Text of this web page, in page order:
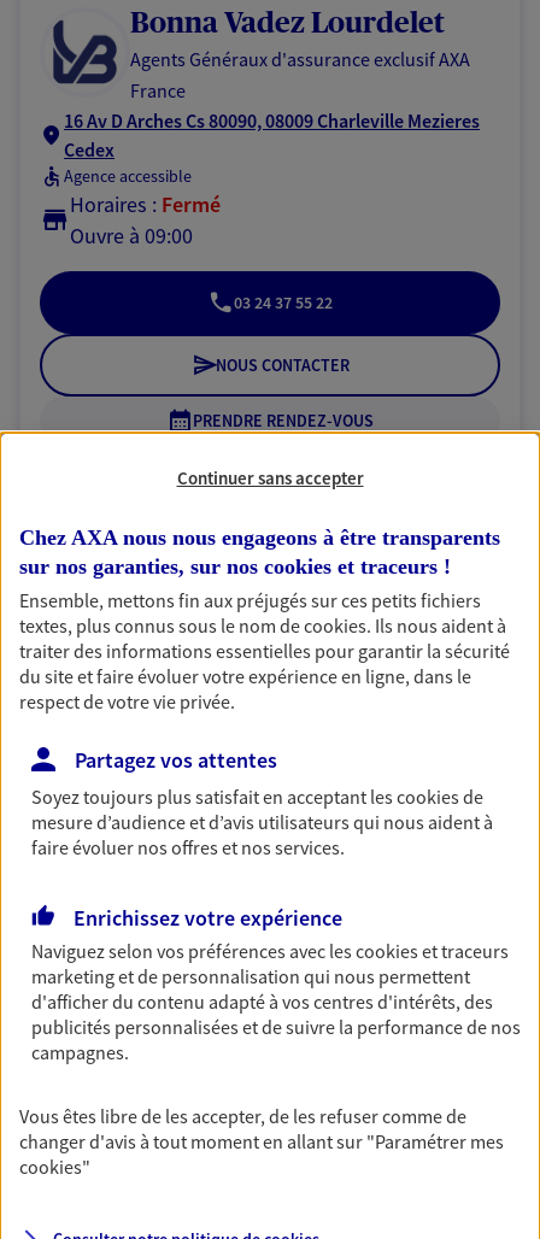
Bonna Vadez Lourdelet
Agents Généraux d'assurance exclusif AXA
France
16 Av D Arches Cs 80090, 08009 Charleville Mezieres
Cedex
Agence accessible
Horaires : Fermé
Ouvre à 09:00
03 24 37 55 22
NOUS CONTACTER
PRENDRE RENDEZ-VOUS
VOIR NOTRE SITE WEB
N° Orias * (orias.fr) : EI VADEZ SONIA (23006723); EI BONNA
JEROME (23006698); EI LOURDELET CLARA (25009353)
Grattard Deliege Legros
Agents Généraux d'assurance exclusif AXA
11 Av Forest, 08000 Charleville Mezieres
Horaires : Fermé
Ouvre à 09:00
NOUS CONTACTER
VOIR NOTRE SITE WEB
N° Orias * (orias.fr) : EI GRATTARD BRUNO (07013063); EI DELIEGE
Continuer sans accepter
Chez AXA nous nous engageons à être transparents
sur nos garanties, sur nos cookies et traceurs !
Ensemble, mettons fin aux préjugés sur ces petits fichiers
textes, plus connus sous le nom decookies. Ils nous aident à
traiter des informations essentielles pour garantir la sécurité
du site et faire évoluer votre expérience en ligne, dans le
respect de votre vie privée.
Partagez vos attentes
Soyez toujours plus satisfait en acceptant lescookiesde
mesure d’audience et d’avis utilisateurs qui nous aident à
faire évoluer nos offres et nos services.
Enrichissez votre expérience
Naviguez selon vos préférences avec lescookies et traceurs
marketing et de personnalisation qui nous permettent
d'afficher du contenu adapté à vos centres d'intérêts, des
publicités personnalisées et de suivre la performance de nos
campagnes.
Vous êtes libre de les accepter, de les refuser comme de
changer d'avis à tout moment en allant sur "Paramétrer mes
cookies"